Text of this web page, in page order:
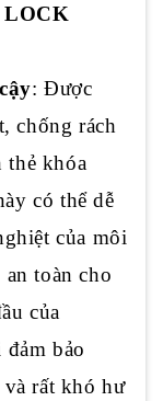
LOCK
: Được
chống rách
thẻ khóa
có thể dễ
của môi
toàn cho
của
bảo
và rất khó hư